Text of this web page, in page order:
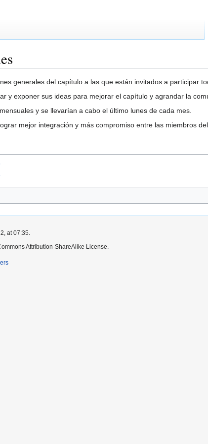
generales del capítulo a las que están invitados a participar
y exponer sus ideas para mejorar el capítulo y agrandar la
y se llevarían a cabo el último lunes de cada mes.
mejor integración y más compromiso entre las miembros
at 07:35.
Attribution-ShareAlike License.